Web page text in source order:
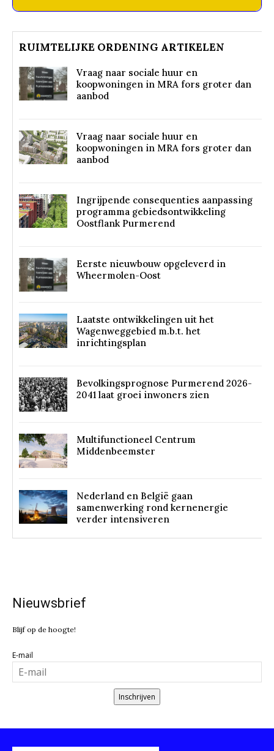
RUIMTELIJKE ORDENING ARTIKELEN
Vraag naar sociale huur en
koopwoningen in MRA fors groter dan
aanbod
Vraag naar sociale huur en
koopwoningen in MRA fors groter dan
aanbod
Ingrijpende consequenties aanpassing
programma gebiedsontwikkeling
Oostflank Purmerend
Eerste nieuwbouw opgeleverd in
Wheermolen-Oost
Laatste ontwikkelingen uit het
Wagenweggebied m.b.t. het
inrichtingsplan
Bevolkingsprognose Purmerend 2026-
2041 laat groei inwoners zien
Multifunctioneel Centrum
Middenbeemster
Nederland en België gaan
samenwerking rond kernenergie
verder intensiveren
Nieuwsbrief
Blijf op de hoogte!
E-mail
Inschrijven